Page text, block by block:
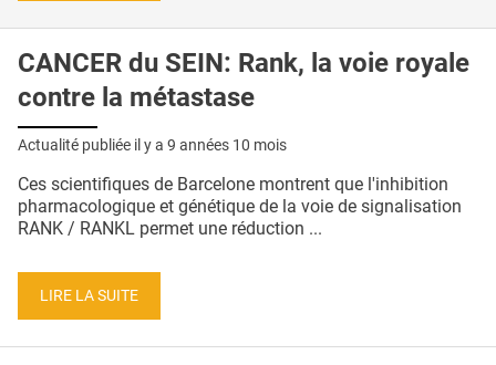
CANCER du SEIN: Rank, la voie royale
contre la métastase
Actualité publiée il y a 9 années 10 mois
Ces scientifiques de Barcelone montrent que l'inhibition
pharmacologique et génétique de la voie de signalisation
RANK / RANKL permet une réduction ...
LIRE LA SUITE